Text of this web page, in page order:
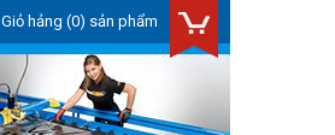
Giỏ hảng (0) sản phẩm